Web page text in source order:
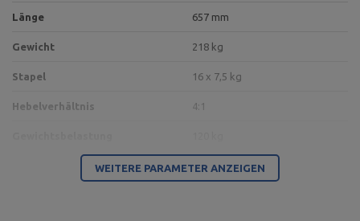
Länge 657 mm
Gewicht 218 kg
Stapel 16 x 7,5 kg
Hebelverhältnis 4:1
100 x 60 x 3 mm,
Rohr 60,3 x 3,2 mm,
WEITERE PARAMETER ANZEIGEN